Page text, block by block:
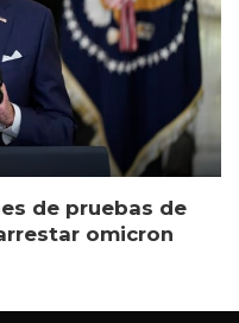
de pruebas de
omicron